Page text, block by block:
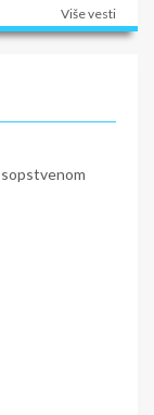
Više vesti